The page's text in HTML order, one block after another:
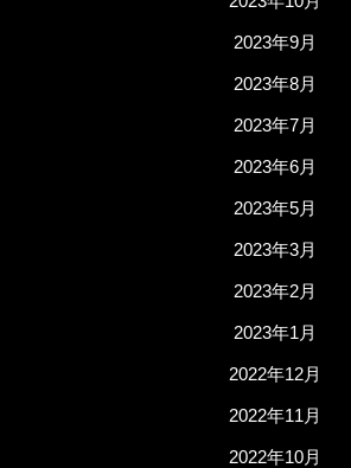
2023年9月
2023年8月
2023年7月
2023年6月
2023年5月
2023年3月
2023年2月
2023年1月
2022年12月
2022年11月
2022年10月